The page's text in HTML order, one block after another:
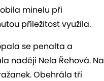
minelu při
příležitost využila.
se penalta a
naději Nela Řehová. Na
Obehrála tři